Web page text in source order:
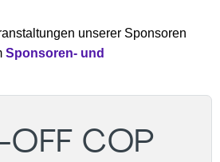
unserer Sponsoren
Sponsoren- und
OFF COP